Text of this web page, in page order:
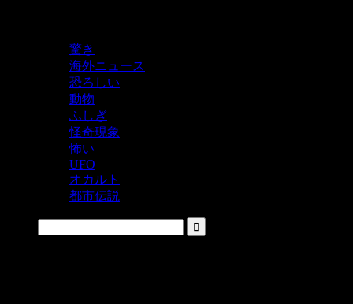
驚き
海外ニュース
恐ろしい
動物
ふしぎ
怪奇現象
怖い
UFO
オカルト
都市伝説